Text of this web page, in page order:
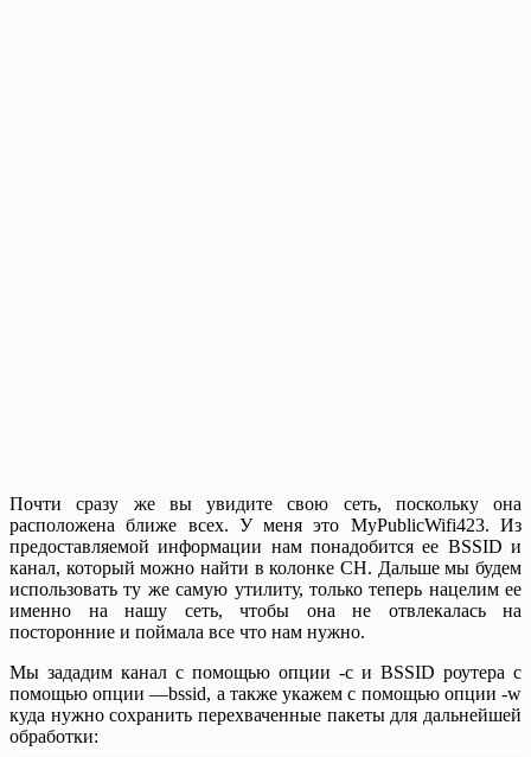
Почти сразу же вы увидите свою сеть, поскольку она
расположена ближе всех. У меня это MyPublicWifi423. Из
предоставляемой информации нам понадобится ее BSSID и
канал, который можно найти в колонке CH. Дальше мы будем
использовать ту же самую утилиту, только теперь нацелим ее
именно на нашу сеть, чтобы она не отвлекалась на
посторонние и поймала все что нам нужно.
Мы зададим канал с помощью опции -с и BSSID роутера с
помощью опции —bssid, а также укажем с помощью опции -w
куда нужно сохранить перехваченные пакеты для дальнейшей
обработки: